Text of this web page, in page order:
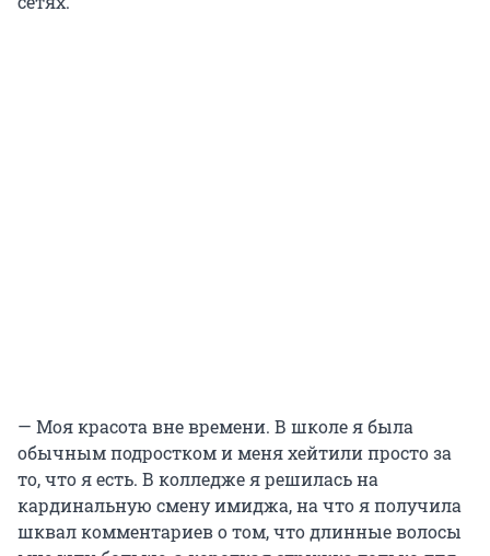
— Моя красота вне времени. В школе я была
обычным подростком и меня хейтили просто за
то, что я есть. В колледже я решилась на
кардинальную смену имиджа, на что я получила
шквал комментариев о том, что длинные волосы